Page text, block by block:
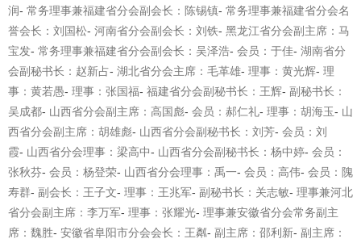
润- 常务理事兼福建省分会副会长：陈锡镇- 常务理事兼福建省分会名
誉会长：刘国松- 河南省分会副会长：刘铁- 黑龙江省分会副主席：马
宝发- 常务理事兼福建省分会副会长：吴泽浩- 会员：于佳- 湖南省分
会副秘书长：赵新占- 湖北省分会主席：毛革雄- 理事：黄光辉- 理
事：黄若愚- 理事：张国福- 福建省分会副秘书长：王辉- 副秘书长：
吴成都- 山西省分会副主席：高国彪- 会员：郝仁礼- 理事：胡海玉- 山
西省分会副主席：胡雄彪- 山西省分会副秘书长：刘芳- 会员：刘
霞- 山西省分会理事：梁高中- 山西省分会副秘书长：杨中婷- 会员：
张秋芬- 会员：杨登荣- 山西省分会理事：禹一- 会员：高伟- 会员：隗
寿群- 副会长：王子文- 理事：王兆军- 副秘书长：关志敏- 理事兼河北
省分会副主席：李万军- 理事：张耀光- 理事兼安徽省分会常务副主
席：魏胜- 安徽省阜阳市分会会长：王粼- 副主席：邵利新- 副主席：